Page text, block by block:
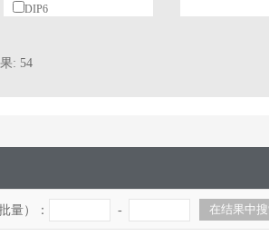
DIP6
SOIC-14
SOP16
SOP20
SOP20 中体
: 54
量）： -